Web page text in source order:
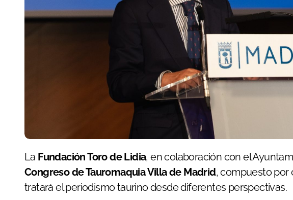
La Fundación Toro de Lidia, en colaboración con el
Congreso de Tauromaquia Villa de Madrid, compuesto por
tratará el periodismo taurino desde diferentes perspectivas.